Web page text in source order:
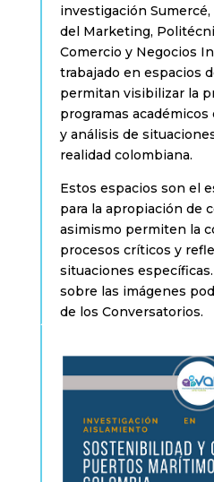
investigación
del Marketing,
Comercio y Negocios
trabajado en espacios
permitan visibilizar la
programas
y análisis de
realidad colombiana.
Estos espacios son el
para la apropiación de
asimismo permiten la
procesos críticos y
situaciones específicas.
sobre las imágenes
de los Conversatorios.